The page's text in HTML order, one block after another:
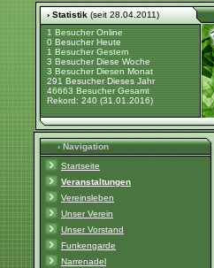
› Statistik (seit 28.04.2011)
1 Besucher Online
0 Besucher Heute
1 Besucher Gestern
3 Besucher Diese Woche
3 Besucher Diesen Monat
291 Besucher Dieses Jahr
46663 Besucher Gesamt
Rekord: 240 (31.01.2016)
› Navigation
Startseite
Veranstaltungen
Vereinsleben
Unser Verein
Unser Vorstand
Funkengarde
Narrenadel